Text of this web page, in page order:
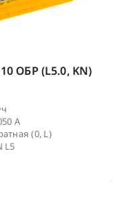
ОБР (L5.0, KN)
А
(0, L)
L5